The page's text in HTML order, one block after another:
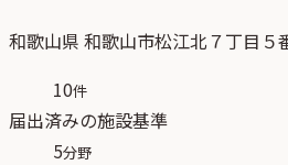
和歌山県 和歌山市松江北７丁目５
10件
届出済みの施設基準
5分野